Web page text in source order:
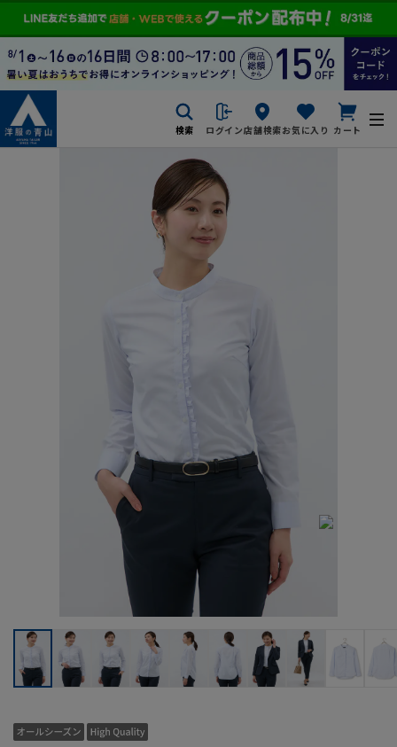
検索 ログイン店舗検索お気に入り カート